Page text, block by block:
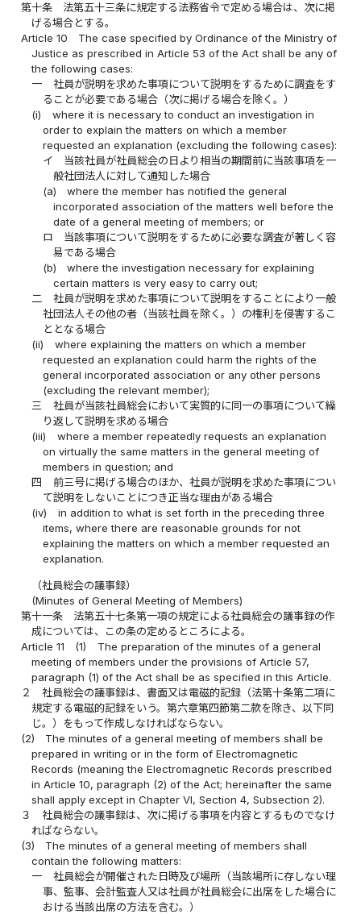
第十条
法第五十三条に規定する法務省令で定める場合は、次に掲
げる場合とする。
Article 10
The case specified by Ordinance of the Ministry of
Justice as prescribed in Article 53 of the Act shall be any of
the following cases:
一
社員が説明を求めた事項について説明をするために調査をす
ることが必要である場合（次に掲げる場合を除く。）
(i)
where it is necessary to conduct an investigation in
order to explain the matters on which a member
requested an explanation (excluding the following cases):
イ
当該社員が社員総会の日より相当の期間前に当該事項を一
般社団法人に対して通知した場合
(a)
where the member has notified the general
incorporated association of the matters well before the
date of a general meeting of members; or
ロ
当該事項について説明をするために必要な調査が著しく容
易である場合
(b)
where the investigation necessary for explaining
certain matters is very easy to carry out;
二
社員が説明を求めた事項について説明をすることにより一般
社団法人その他の者（当該社員を除く。）の権利を侵害するこ
ととなる場合
(ii)
where explaining the matters on which a member
requested an explanation could harm the rights of the
general incorporated association or any other persons
(excluding the relevant member);
三
社員が当該社員総会において実質的に同一の事項について繰
り返して説明を求める場合
(iii)
where a member repeatedly requests an explanation
on virtually the same matters in the general meeting of
members in question; and
四
前三号に掲げる場合のほか、社員が説明を求めた事項につい
て説明をしないことにつき正当な理由がある場合
(iv)
in addition to what is set forth in the preceding three
items, where there are reasonable grounds for not
explaining the matters on which a member requested an
explanation.
（社員総会の議事録）
(Minutes of General Meeting of Members)
第十一条
法第五十七条第一項の規定による社員総会の議事録の作
成については、この条の定めるところによる。
Article 11
(1)
The preparation of the minutes of a general
meeting of members under the provisions of Article 57,
paragraph (1) of the Act shall be as specified in this Article.
２
社員総会の議事録は、書面又は電磁的記録（法第十条第二項に
規定する電磁的記録をいう。第六章第四節第二款を除き、以下同
じ。）をもって作成しなければならない。
(2)
The minutes of a general meeting of members shall be
prepared in writing or in the form of Electromagnetic
Records (meaning the Electromagnetic Records prescribed
in Article 10, paragraph (2) of the Act; hereinafter the same
shall apply except in Chapter VI, Section 4, Subsection 2).
３
社員総会の議事録は、次に掲げる事項を内容とするものでなけ
ればならない。
(3)
The minutes of a general meeting of members shall
contain the following matters:
一
社員総会が開催された日時及び場所（当該場所に存しない理
事、監事、会計監査人又は社員が社員総会に出席をした場合に
おける当該出席の方法を含む。）